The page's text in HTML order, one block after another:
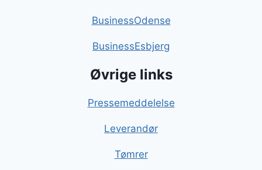
BusinessOdense
BusinessEsbjerg
Øvrige links
Pressemeddelelse
Leverandør
Tømrer